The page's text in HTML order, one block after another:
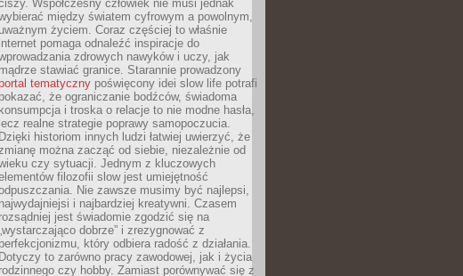
Współczesny człowiek nie musi jednak
między światem cyfrowym a powolnym,
uważnym życiem. Coraz częściej to właśnie
internet pomaga odnaleźć inspiracje do
zdrowych nawyków i uczy, jak
mądrze stawiać granice. Starannie prowadzony
tematyczny poświęcony idei slow life potrafi
pokazać, że ograniczanie bodźców, świadoma
konsumpcja i troska o relacje to nie modne hasła,
lecz realne strategie poprawy samopoczucia.
Dzięki historiom innych ludzi łatwiej uwierzyć, że
można zacząć od siebie, niezależnie od
czy sytuacji. Jednym z kluczowych
filozofii slow jest umiejętność
Nie zawsze musimy być najlepsi,
najwydajniejsi i najbardziej kreatywni. Czasem
rozsądniej jest świadomie zgodzić się na
dobrze” i zrezygnować z
perfekcjonizmu, który odbiera radość z działania.
Dotyczy to zarówno pracy zawodowej, jak i życia
rodzinnego czy hobby. Zamiast porównywać się z